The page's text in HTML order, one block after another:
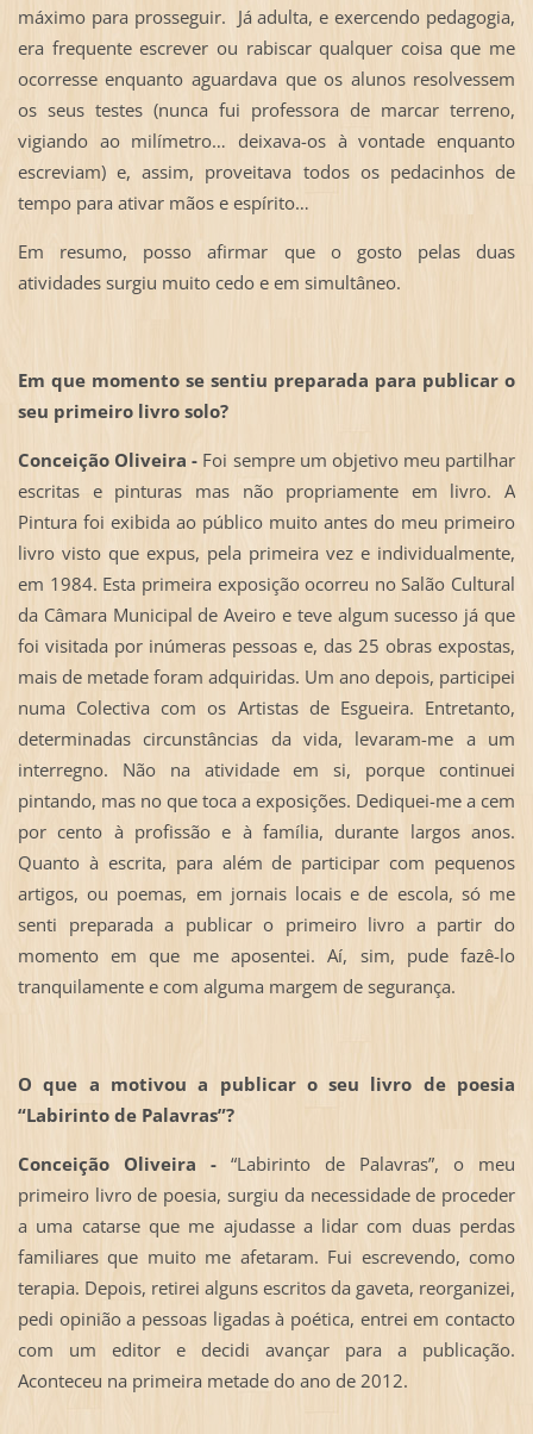
máximo para prosseguir. Já adulta, e exercendo pedagogia,
era frequente escrever ou rabiscar qualquer coisa que me
ocorresse enquanto aguardava que os alunos resolvessem
os seus testes (nunca fui professora de marcar terreno,
vigiando ao milímetro… deixava-os à vontade enquanto
escreviam) e, assim, proveitava todos os pedacinhos de
tempo para ativar mãos e espírito…
Em resumo, posso afirmar que o gosto pelas duas
atividades surgiu muito cedo e em simultâneo.
Em que momento se sentiu preparada para publicar o
seu primeiro livro solo?
Conceição Oliveira - Foi sempre um objetivo meu partilhar
escritas e pinturas mas não propriamente em livro. A
Pintura foi exibida ao público muito antes do meu primeiro
livro visto que expus, pela primeira vez e individualmente,
em 1984. Esta primeira exposição ocorreu no Salão Cultural
da Câmara Municipal de Aveiro e teve algum sucesso já que
foi visitada por inúmeras pessoas e, das 25 obras expostas,
mais de metade foram adquiridas. Um ano depois, participei
numa Colectiva com os Artistas de Esgueira. Entretanto,
determinadas circunstâncias da vida, levaram-me a um
interregno. Não na atividade em si, porque continuei
pintando, mas no que toca a exposições. Dediquei-me a cem
por cento à profissão e à família, durante largos anos.
Quanto à escrita, para além de participar com pequenos
artigos, ou poemas, em jornais locais e de escola, só me
senti preparada a publicar o primeiro livro a partir do
momento em que me aposentei. Aí, sim, pude fazê-lo
tranquilamente e com alguma margem de segurança.
O que a motivou a publicar o seu livro de poesia
“Labirinto de Palavras”?
Conceição Oliveira - “Labirinto de Palavras”, o meu
primeiro livro de poesia, surgiu da necessidade de proceder
a uma catarse que me ajudasse a lidar com duas perdas
familiares que muito me afetaram. Fui escrevendo, como
terapia. Depois, retirei alguns escritos da gaveta, reorganizei,
pedi opinião a pessoas ligadas à poética, entrei em contacto
com um editor e decidi avançar para a publicação.
Aconteceu na primeira metade do ano de 2012.